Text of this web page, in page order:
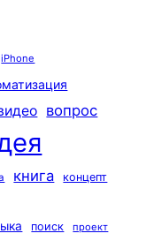
iPhone
вопрос
книга
концепт
поиск проект